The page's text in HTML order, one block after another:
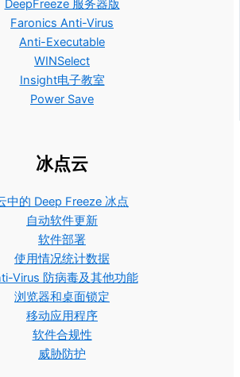
DeepFreeze 服务器版
Faronics Anti-Virus
Anti-Executable
WINSelect
Insight电子教室
Power Save
冰点云
中的 Deep Freeze 冰点
自动软件更新
软件部署
使用情况统计数据
Virus 防病毒及其他功能
浏览器和桌面锁定
移动应用程序
软件合规性
威胁防护